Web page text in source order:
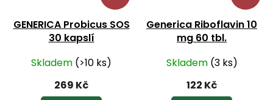
GENERICA Probicus SOS
30 kapslí
Skladem (>10 ks)
269 Kč
Generica Riboflavin 10
mg 60 tbl.
Skladem (3 ks)
122 Kč